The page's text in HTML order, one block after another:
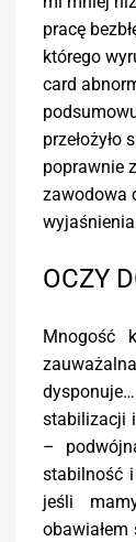
pracę
którego
card
przełożyło
poprawnie
zawodowa
OCZY
Mnogość
stabilizacji
–
stabilność
jeśli